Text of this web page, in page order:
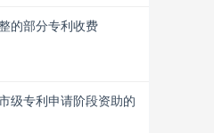
的部分专利收费
级专利申请阶段资助的